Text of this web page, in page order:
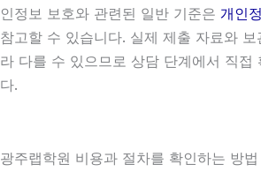
인정보 보호와 관련된 일반 기준은 개인
참고할 수 있습니다. 실제 제출 자료와
라 다를 수 있으므로 상담 단계에서 직접
다.
광주랩학원 비용과 절차를 확인하는 방